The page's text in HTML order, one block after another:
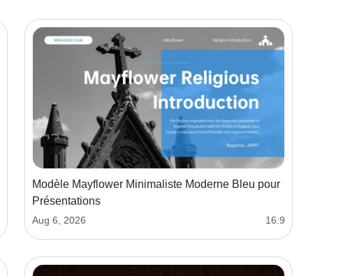
Modèle Mayflower Minimaliste Moderne Bleu pour
Présentations
Aug 6, 2026 16:9